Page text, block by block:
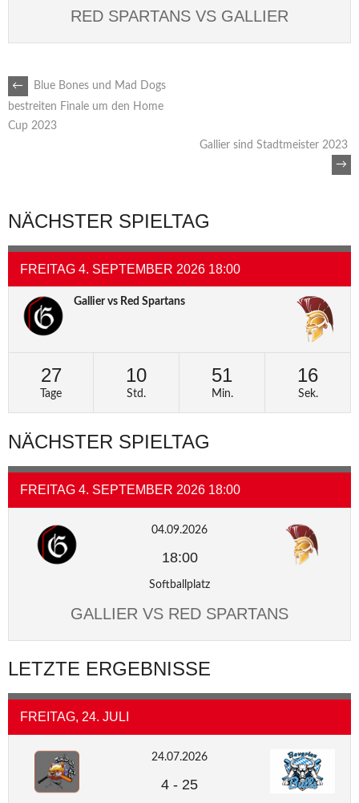
RED SPARTANS VS GALLIER
ARTIKEL-
NAVIGATION
←
Blue Bones und Mad Dogs
bestreiten Finale um den Home
Cup 2023
Gallier sind Stadtmeister 2023
→
NÄCHSTER SPIELTAG
FREITAG 4. SEPTEMBER 2026 18:00
Gallier vs Red Spartans
27
Tage
10
Std.
51
Min.
15
Sek.
NÄCHSTER SPIELTAG
FREITAG 4. SEPTEMBER 2026 18:00
04.09.2026
18:00
Softballplatz
GALLIER VS RED SPARTANS
LETZTE ERGEBNISSE
FREITAG, 24. JULI
24.07.2026
4 - 25